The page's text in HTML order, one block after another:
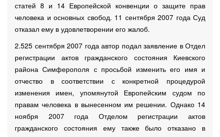
статей 8 и 14 Европейской конвенции о защите прав
человека и основных свобод. 11 сентября 2007 года Суд
отказал ему в удовлетворении его жалоб.
2.525 сентября 2007 года автор подал заявление в Отдел
регистрации актов гражданского состояния Киевского
района Симферополя с просьбой изменить его имя и
отчество в соответствии с конкретной процедурой
изменения имен, упомянутой Европейским судом по
правам человека в вынесенном им решении. Однако 14
ноября 2007 года Отделом регистрации актов
гражданского состояния ему также было отказано в